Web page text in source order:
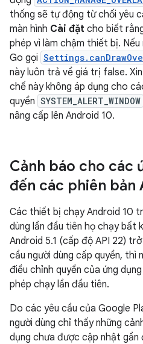
thống sẽ tự động từ chối yêu
màn hình Cài đặt cho biết
phép vì làm chậm thiết bị.
Go gọi
này luôn trả về giá trị false.
chế này không áp dụng cho
quyền SYSTEM_ALERT_WINDOW
nâng cấp lên Android 10.
Cảnh báo cho các
đến các phiên bản
Các thiết bị chạy Android 10
dùng lần đầu tiên họ chạy bất
Android 5.1 (cấp độ API 22)
cầu người dùng cấp quyền, thì
điều chỉnh quyền của ứng
phép chạy lần đầu tiên.
Do các yêu cầu của Google
người dùng chỉ thấy những
dụng chưa được cập nhật gần